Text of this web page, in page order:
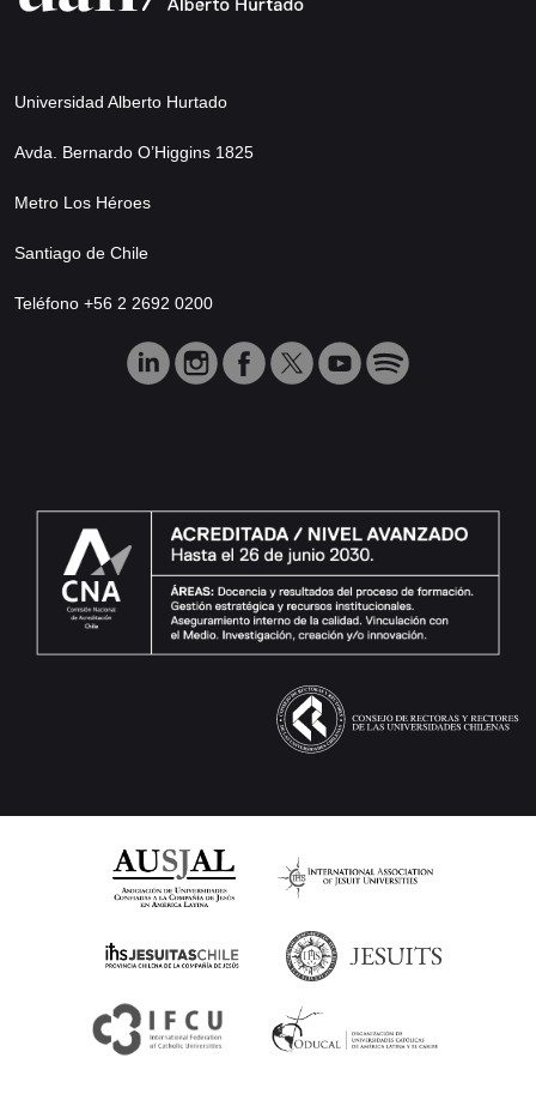
Universidad Alberto Hurtado
Avda. Bernardo O’Higgins 1825
Metro Los Héroes
Santiago de Chile
Teléfono +56 2 2692 0200